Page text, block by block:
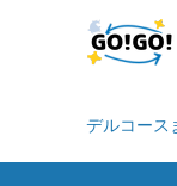
デルコース